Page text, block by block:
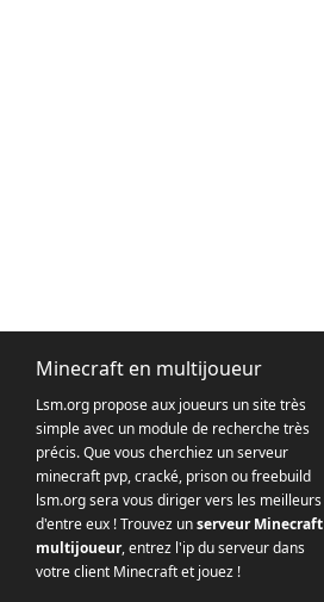
Minecraft en multijoueur
Lsm.org propose aux joueurs un site très
simple avec un module de recherche très
précis. Que vous cherchiez un serveur
minecraft pvp, cracké, prison ou freebuild
lsm.org sera vous diriger vers les meilleurs
d'entre eux ! Trouvez unserveur Minecraft
multijoueur, entrez l'ip du serveur dans
votre client Minecraft et jouez !